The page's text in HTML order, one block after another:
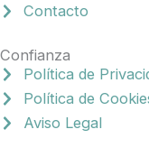
Contacto
Confianza
Política de
Política de
Aviso Legal